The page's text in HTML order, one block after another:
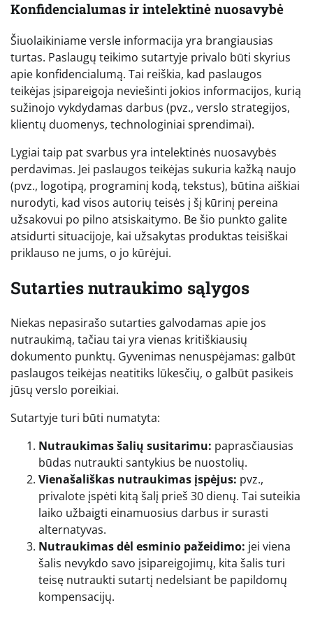
Konfidencialumas ir intelektinė nuosavybė
Šiuolaikiniame versle informacija yra brangiausias
turtas. Paslaugų teikimo sutartyje privalo būti skyrius
apie konfidencialumą. Tai reiškia, kad paslaugos
teikėjas įsipareigoja neviešinti jokios informacijos, kurią
sužinojo vykdydamas darbus (pvz., verslo strategijos,
klientų duomenys, technologiniai sprendimai).
Lygiai taip pat svarbus yra intelektinės nuosavybės
perdavimas. Jei paslaugos teikėjas sukuria kažką naujo
(pvz., logotipą, programinį kodą, tekstus), būtina aiškiai
nurodyti, kad visos autorių teisės į šį kūrinį pereina
užsakovui po pilno atsiskaitymo. Be šio punkto galite
atsidurti situacijoje, kai užsakytas produktas teisiškai
priklauso ne jums, o jo kūrėjui.
Sutarties nutraukimo sąlygos
Niekas nepasirašo sutarties galvodamas apie jos
nutraukimą, tačiau tai yra vienas kritiškiausių
dokumento punktų. Gyvenimas nenuspėjamas: galbūt
paslaugos teikėjas neatitiks lūkesčių, o galbūt pasikeis
jūsų verslo poreikiai.
Sutartyje turi būti numatyta:
Nutraukimas šalių susitarimu: paprasčiausias
būdas nutraukti santykius be nuostolių.
Vienašališkas nutraukimas įspėjus: pvz.,
privalote įspėti kitą šalį prieš 30 dienų. Tai suteikia
laiko užbaigti einamuosius darbus ir surasti
alternatyvas.
Nutraukimas dėl esminio pažeidimo: jei viena
šalis nevykdo savo įsipareigojimų, kita šalis turi
teisę nutraukti sutartį nedelsiant be papildomų
kompensacijų.